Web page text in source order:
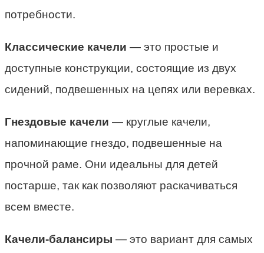
потребности.
Классические качели — это простые и
доступные конструкции, состоящие из двух
сидений, подвешенных на цепях или веревках.
Гнездовые качели — круглые качели,
напоминающие гнездо, подвешенные на
прочной раме. Они идеальны для детей
постарше, так как позволяют раскачиваться
всем вместе.
Качели-балансиры — это вариант для самых